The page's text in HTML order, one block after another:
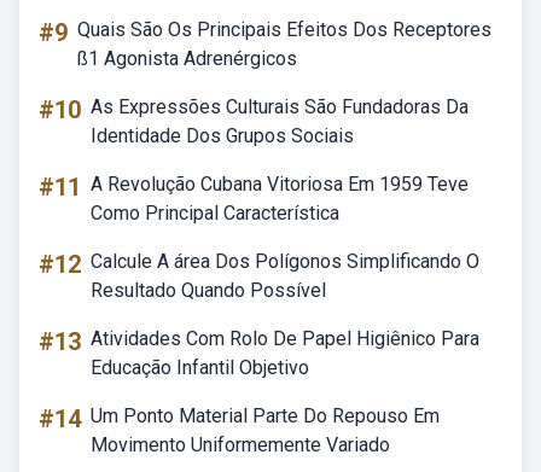
#9 Quais São Os Principais Efeitos Dos Receptores
ß1 Agonista Adrenérgicos
#10 As Expressões Culturais São Fundadoras Da
Identidade Dos Grupos Sociais
#11 A Revolução Cubana Vitoriosa Em 1959 Teve
Como Principal Característica
#12 Calcule A área Dos Polígonos Simplificando O
Resultado Quando Possível
#13 Atividades Com Rolo De Papel Higiênico Para
Educação Infantil Objetivo
#14 Um Ponto Material Parte Do Repouso Em
Movimento Uniformemente Variado